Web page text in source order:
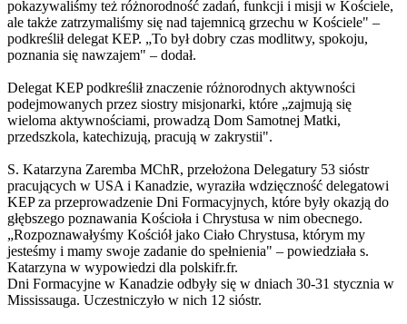
pokazywaliśmy też różnorodność zadań, funkcji i misji w Kościele,
ale także zatrzymaliśmy się nad tajemnicą grzechu w Kościele" –
podkreślił delegat KEP. „To był dobry czas modlitwy, spokoju,
poznania się nawzajem" – dodał.
Delegat KEP podkreślił znaczenie różnorodnych aktywności
podejmowanych przez siostry misjonarki, które „zajmują się
wieloma aktywnościami, prowadzą Dom Samotnej Matki,
przedszkola, katechizują, pracują w zakrystii".
S. Katarzyna Zaremba MChR, przełożona Delegatury 53 sióstr
pracujących w USA i Kanadzie, wyraziła wdzięczność delegatowi
KEP za przeprowadzenie Dni Formacyjnych, które były okazją do
głębszego poznawania Kościoła i Chrystusa w nim obecnego.
„Rozpoznawałyśmy Kościół jako Ciało Chrystusa, którym my
jesteśmy i mamy swoje zadanie do spełnienia" – powiedziała s.
Katarzyna w wypowiedzi dla polskifr.fr.
Dni Formacyjne w Kanadzie odbyły się w dniach 30-31 stycznia w
Mississauga. Uczestniczyło w nich 12 sióstr.